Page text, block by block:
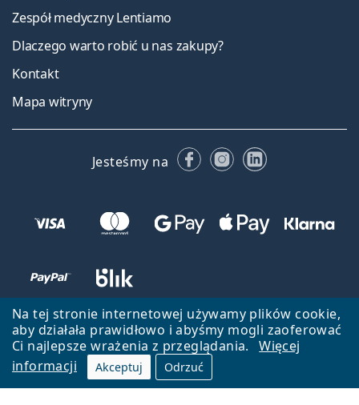
Na tej stronie internetowej używamy plików cookie,
aby działała prawidłowo i abyśmy mogli zaoferować
Ci najlepsze wrażenia z przeglądania.
Więcej
informacji
Akceptuj Odrzuć
Zespół medyczny Lentiamo
Dlaczego warto robić u nas zakupy?
Kontakt
Mapa witryny
Jesteśmy na FacebookuInstagramie
LinkedIn
Wróć do strony głównej